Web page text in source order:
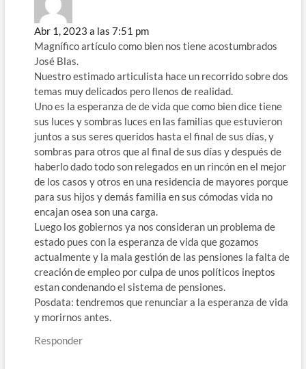
Abr 1, 2023 a las 7:51 pm
Magnífico artículo como bien nos tiene acostumbrados
José Blas.
Nuestro estimado articulista hace un recorrido sobre dos
temas muy delicados pero llenos de realidad.
Uno es la esperanza de de vida que como bien dice tiene
sus luces y sombras luces en las familias que estuvieron
juntos a sus seres queridos hasta el final de sus días, y
sombras para otros que al final de sus días y después de
haberlo dado todo son relegados en un rincón en el mejor
de los casos y otros en una residencia de mayores porque
para sus hijos y demás familia en sus cómodas vida no
encajan osea son una carga.
Luego los gobiernos ya nos consideran un problema de
estado pues con la esperanza de vida que gozamos
actualmente y la mala gestión de las pensiones la falta de
creación de empleo por culpa de unos políticos ineptos
estan condenando el sistema de pensiones.
Posdata: tendremos que renunciar a la esperanza de vida
y morirnos antes.
Responder